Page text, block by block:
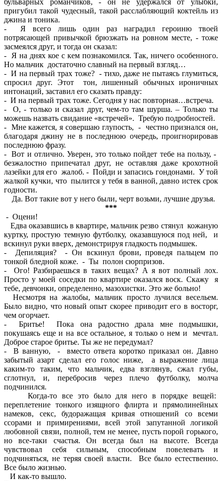
бульварных романчиков, - он не удержался от улыбки,
пригубил такой чудесный, такой расслабляющий коктейль из
джина и тоника.
- Я всего лишь один раз наградил героиню твоей
потрясающей привычкой брюзжать на ровном месте, - тоже
засмеялся друг, и тогда он сказал:
- Я на днях кое с кем познакомился. Так, ничего особенного.
Но мальчик достаточно славный на первый взгляд…
- И на первый трах тоже? - тихо, даже не пытаясь глумиться,
спросил друг. Этот тон, лишенный обычных ироничных
интонаций, заставил его сказать правду:
- И на первый трах тоже. Сегодня у нас повторная…встреча.
- О, - только и сказал друг, чем-то там шурша. – Только ты
можешь назвать свидание «встречей». Требую подробностей.
- Мне кажется, я совершаю глупость, - честно признался он,
благодаря джину не в последнюю очередь, проигнорировав
последнюю фразу.
- Вот и отлично. Уверен, это только пойдет тебе на пользу, -
безжалостно припечатал друг, не оставляя даже крохотной
лазейки для его жалоб. - Пойди и запасись гондонами. У той
жалкой кучки, что пылится у тебя в ванной, давно истек срок
годности.
Да. Вот такие вот у него были, черт возьми, лучшие друзья.
***
- Оцени!
Едва оказавшись в квартире, мальчик резво стянул кожаную
куртку, простую темную футболку, оказавшуюся под ней, и
вскинул руки вверх, демонстрируя гладкость подмышек.
- Депиляция? - Он вскинул брови, проведя пальцем по
тонкой бледной коже. - Ты полон сюрпризов.
- Ого! Разбираешься в таких вещах? А я вот полный лох.
Просто у моей соседки по квартире оказался воск. Скажу я
тебе, девчонки, определенно, мазохистки. Это же больно!
Несмотря на жалобы, мальчик просто лучился весельем.
Было видно, что новый опыт скорее приводит его в восторг,
чем огорчает.
- Бритье! Пока она радостно драла мне подмышки,
покушаясь еще и на все остальное, я только о нем и мечтал.
Доброе старое бритье. Ты же не передумал?
- В ванную, - вместо ответа коротко приказал он. Давно
забытый азарт сделал его голос ниже, а выражение лица
каким-то таким, что мальчик, едва взглянув, сжал губы,
сглотнул, и, перебросив через плечо футболку, молча
подчинился.
Когда-то все это было для него в порядке вещей:
переплетение тонкого изящного флирта и прямолинейных
намеков, секс, будоражащая кривая отношений со всеми
ссорами и примирениями, всей этой запутанной логикой
любовной связи, полной, тем не менее, пусть порой горького,
но все-таки счастья. Он всегда был на высоте. Всегда
чувствовал себя сильным, способным повелевать и
подчиняться, не теряя своей власти. Все было естественно.
Все было жизнью.
И как-то вышло.